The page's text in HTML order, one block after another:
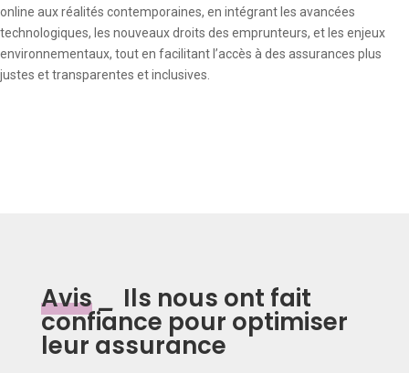
online aux réalités contemporaines, en intégrant les avancées
technologiques, les nouveaux droits des emprunteurs, et les enjeux
environnementaux, tout en facilitant l’accès à des assurances plus
justes et transparentes et inclusives.
Avis _ Ils nous ont fait
confiance pour optimiser
leur assurance